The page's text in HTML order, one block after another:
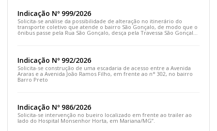
Indicação Nº 999/2026
Solicita-se análise da possibilidade de alteração no itinerário do
transporte coletivo que atende o bairro São Gonçalo, de modo que o
ônibus passe pela Rua São Gonçalo, desça pela Travessa São Gonçalo
Indicação Nº 992/2026
Solicita-se construção de uma escadaria de acesso entre a Avenida
Araras e a Avenida João Ramos Filho, em frente ao n° 302, no bairro
Barro Preto
Indicação Nº 986/2026
Solicita-se intervenção no bueiro localizado em frente ao trailer ao
lado do Hospital Monsenhor Horta, em Mariana/MG”.